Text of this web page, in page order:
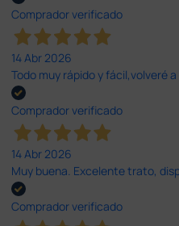
Comprador verificado
14 Abr 2026
Todo muy rápido y fácil,volveré a
Comprador verificado
14 Abr 2026
Muy buena. Excelente trato,
Comprador verificado